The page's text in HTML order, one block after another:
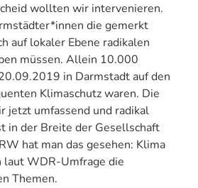
wollten wir intervenieren.
die gemerkt
auf lokaler Ebene radikalen
müssen. Allein 10.000
in Darmstadt auf den
Klimaschutz waren. Die
jetzt umfassend und radikal
in der Breite der Gesellschaft
hat man das gesehen: Klima
WDR-Umfrage die
Themen.